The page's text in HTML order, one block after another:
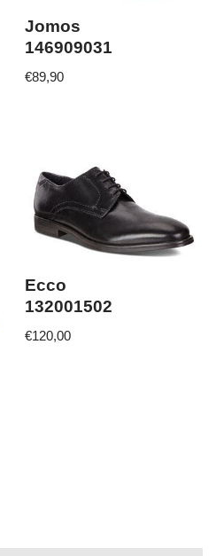
Jomos
146909031
€89,90
Ecco
132001502
€120,00